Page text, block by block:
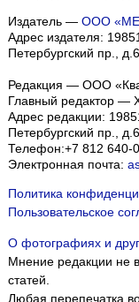
Издатель — ООО
Адрес издателя:
Петербургский пр.,
Редакция — ООО
Главный редактор —
Адрес редакции:
Петербургский пр.,
Телефон:+7 812 640-
Электронная почта:
Политика
Пользовательское
О фотографиях и
Мнение редакции не
статей.
Любая перепечатка